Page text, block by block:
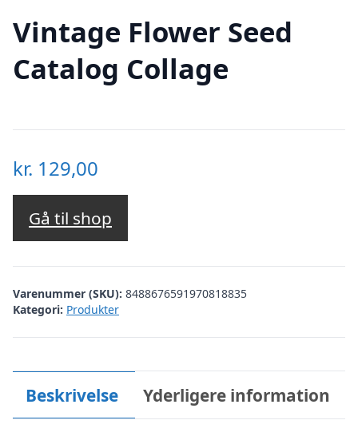
Vintage Flower Seed
Catalog Collage
kr. 129,00
Gå til shop
Varenummer (SKU): 8488676591970818835
Kategori: Produkter
Beskrivelse Yderligere information